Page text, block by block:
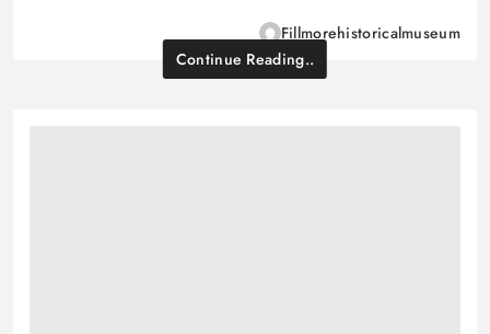
Fillmorehistoricalmuseum
Continue Reading..